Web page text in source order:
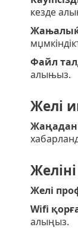
кезде
Файл
алыњыз.
Желі
Жаңадан
Желі
Wifi
алыңыз.